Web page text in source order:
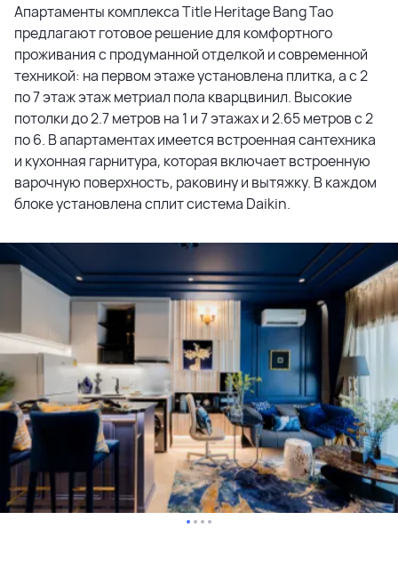
Апартаменты комплекса Title Heritage Bang Tao
предлагают готовое решение для комфортного
проживания с продуманной отделкой и современной
техникой: на первом этаже установлена плитка, а с 2
по 7 этаж этаж метриал пола кварцвинил. Высокие
потолки до 2.7 метров на 1 и 7 этажах и 2.65 метров с 2
по 6. В апартаментах имеется встроенная сантехника
и кухонная гарнитура, которая включает встроенную
варочную поверхность, раковину и вытяжку. В каждом
блоке установлена сплит система Daikin.